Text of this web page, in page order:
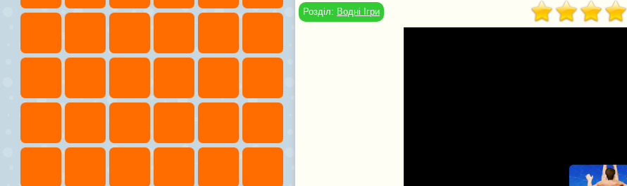
Розділ: Водні Ігри